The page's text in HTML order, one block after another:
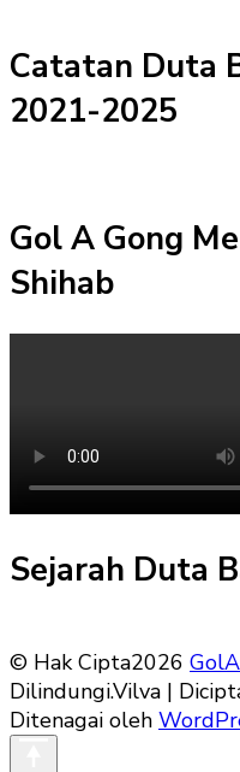
Catatan Duta
2021-2025
Gol A Gong
Shihab
Sejarah Duta
© Hak Cipta2026
Dilindungi.Vilva |
Ditenagai oleh